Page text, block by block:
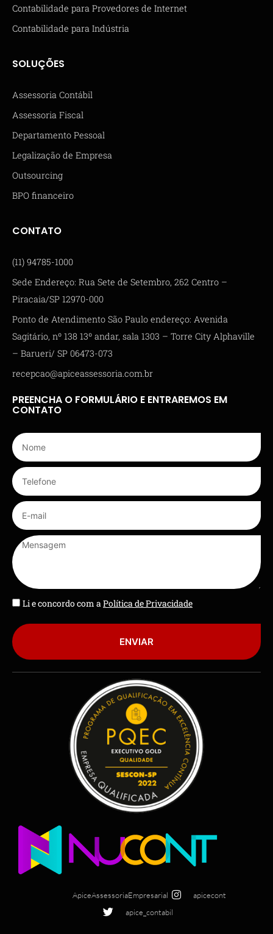
Contabilidade para Provedores de Internet
Contabilidade para Indústria
SOLUÇÕES
Assessoria Contábil
Assessoria Fiscal
Departamento Pessoal
Legalização de Empresa
Outsourcing
BPO financeiro
CONTATO
(11) 94785-1000
Sede Endereço: Rua Sete de Setembro, 262 Centro –
Piracaia/SP 12970-000
Ponto de Atendimento São Paulo endereço: Avenida
Sagitário, nº 138 13º andar, sala 1303 – Torre City Alphaville
– Barueri/ SP 06473-073
recepcao@apiceassessoria.com.br
PREENCHA O FORMULÁRIO E ENTRAREMOS EM
CONTATO
Li e concordo com a Política de Privacidade
ENVIAR
ApiceAssessoriaEmpresarial
apicecont
apice_contabil